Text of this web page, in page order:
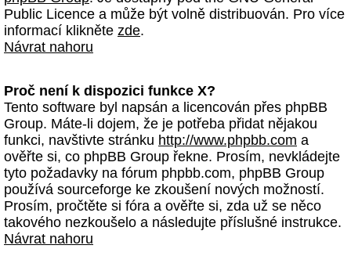
Public Licence a může být volně distribuován. Pro více
informací klikněte zde.
Návrat nahoru
Proč není k dispozici funkce X?
Tento software byl napsán a licencován přes phpBB
Group. Máte-li dojem, že je potřeba přidat nějakou
funkci, navštivte stránku http://www.phpbb.com a
ověřte si, co phpBB Group řekne. Prosím, nevkládejte
tyto požadavky na fórum phpbb.com, phpBB Group
používá sourceforge ke zkoušení nových možností.
Prosím, pročtěte si fóra a ověřte si, zda už se něco
takového nezkoušelo a následujte příslušné instrukce.
Návrat nahoru